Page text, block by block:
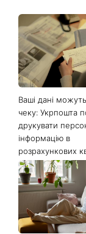
Ваші дані
чеку: Укрпошта
друкувати
інформацію в
розрахункових